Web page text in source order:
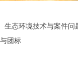
态环境技术与案件问
团标